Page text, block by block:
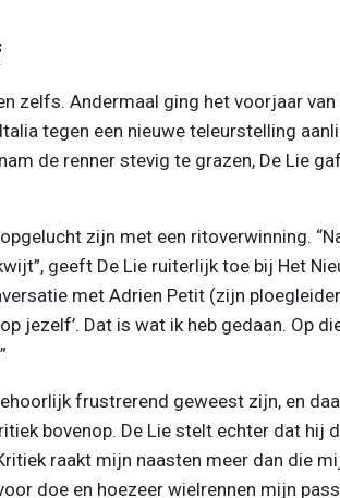
zelfs. Andermaal ging het voorjaar van
tegen een nieuwe teleurstelling
de renner stevig te grazen, De Lie
zijn met een ritoverwinning.
geeft De Lie ruiterlijk toe bij Het
met Adrien Petit (zijn
jezelf’. Dat is wat ik heb gedaan. Op
frustrerend geweest zijn, en
bovenop. De Lie stelt echter dat hij
raakt mijn naasten meer dan die
doe en hoezeer wielrennen mijn